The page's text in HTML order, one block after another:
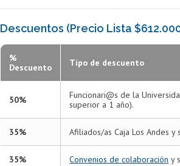
Descuentos (Precio Lista
%
Descuento
Tipo de descuento
50%
Funcionari@s de la
superior a 1 año).
35% Afiliados/as Caja Los Andes
35% Convenios de colaboración y